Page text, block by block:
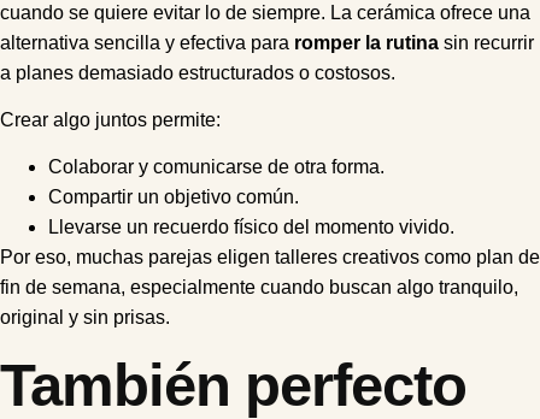
cuando se quiere evitar lo de siempre. La cerámica ofrece una
alternativa sencilla y efectiva para romper la rutina sin recurrir
a planes demasiado estructurados o costosos.
Crear algo juntos permite:
Colaborar y comunicarse de otra forma.
Compartir un objetivo común.
Llevarse un recuerdo físico del momento vivido.
Por eso, muchas parejas eligen talleres creativos como plan de
fin de semana, especialmente cuando buscan algo tranquilo,
original y sin prisas.
También perfecto